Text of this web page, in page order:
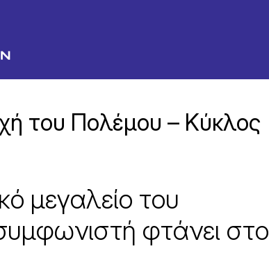
του Πολέμου – Κύκλος
μεγαλείο του
φτάνει στο